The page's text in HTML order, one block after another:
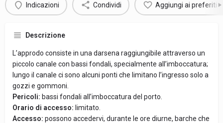
Indicazioni Condividi Aggiungi ai preferiti
Descrizione
L’approdo consiste in una darsena raggiungibile attraverso un
piccolo canale con bassi fondali, specialmente all’imboccatura;
lungo il canale ci sono alcuni ponti che limitano l’ingresso solo a
gozzi e gommoni.
Pericoli: bassi fondali all’imboccatura del porto.
Orario di accesso: limitato.
Accesso: possono accedervi, durante le ore diurne, barche che